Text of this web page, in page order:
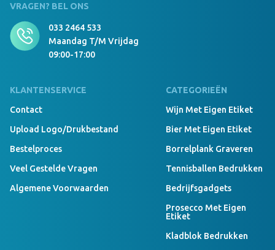
VRAGEN? BEL ONS
033 2464 533
Maandag T/m Vrijdag
09:00-17:00
KLANTENSERVICE
Contact
Upload Logo/drukbestand
Bestelproces
Veel Gestelde Vragen
Algemene Voorwaarden
CATEGORIEËN
Wijn Met Eigen Etiket
Bier Met Eigen Etiket
Borrelplank Graveren
Tennisballen Bedrukken
Bedrijfsgadgets
Prosecco Met Eigen
Etiket
Kladblok Bedrukken